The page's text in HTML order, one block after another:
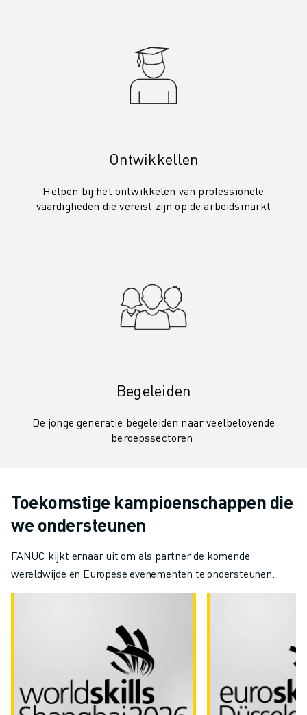
Ontwikkellen
Helpen bij het ontwikkelen van professionele
vaardigheden die vereist zijn op de arbeidsmarkt
Begeleiden
De jonge generatie begeleiden naar veelbelovende
beroepssectoren.
Toekomstige kampioenschappen die
we ondersteunen
FANUC kijkt ernaar uit om als partner de komende
wereldwijde en Europese evenementen te ondersteunen.